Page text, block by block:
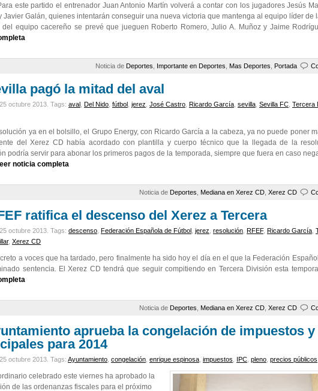
este partido el entrenador Juan Antonio Martín volverá a contar con los jugadores Jesús
Javier Galán, quienes intentarán conseguir una nueva victoria que mantenga al equipo líder de
del equipo cacereño se prevé que jueguen Roberto Romero, Julio A. Muñoz y Jaime
Noticia de Deportes Importante en Deportes Mas Deportes Portada
pagó la mitad del aval
octubre 2013. Tags: aval Del Nido fútbol jerez José Castro Ricardo García sevilla Sevilla FC Tercera
ya en el bolsillo, el Grupo Energy, con Ricardo García a la cabeza, ya no puede poner
del Xerez CD había acordado con plantilla y cuerpo técnico que la llegada de la
podría servir para abonar los primeros pagos de la temporada, siempre que fuera en caso
noticia completa
Noticia de Deportes Mediana en Xerez CD Xerez CD
ratifica el descenso del Xerez a Tercera
octubre 2013. Tags: descenso Federación Española de Fútbol jerez resolución RFEF, Ricardo García
, Xerez CD
a voces que ha tardado, pero finalmente ha sido hoy el día en el que la Federación
sentencia. El Xerez CD tendrá que seguir compitiendo en Tercera División esta
Noticia de Deportes Mediana en Xerez CD Xerez CD
aprueba la congelación de impuestos y
para 2014
octubre 2013. Tags: Ayuntamiento congelación enrique espinosa impuestos IPC pleno precios públicos
celebrado este viernes ha aprobado la
de las ordenanzas fiscales para el próximo